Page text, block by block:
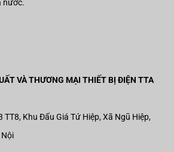
nước.
VÀ THƯƠNG MẠI THIẾT BỊ ĐIỆN TTA
TT8, Khu Đấu Giá Tứ Hiệp, Xã Ngũ Hiệp,